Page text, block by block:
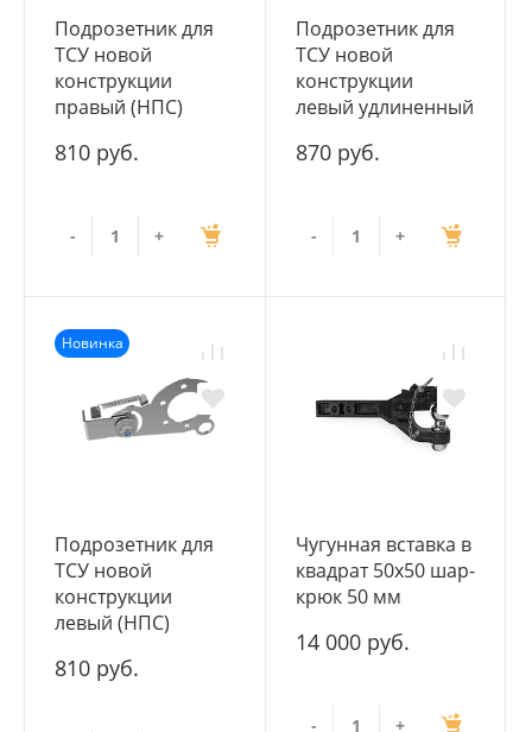
Подрозетник для
ТСУ новой
конструкции
правый (НПС)
810 руб.
- +
Подрозетник для
ТСУ новой
конструкции
левый удлиненный
870 руб.
- +
Новинка
Подрозетник для
ТСУ новой
конструкции
левый (НПС)
810 руб.
Чугунная вставка в
квадрат 50х50 шар-
крюк 50 мм
14 000 руб.
- +